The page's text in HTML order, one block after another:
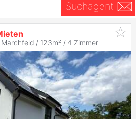
Suchagent
Marchfeld / 123m² / 4 Zimmer